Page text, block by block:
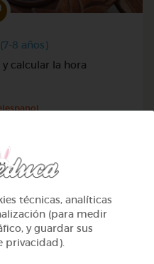
8 años)
calcular la hora
técnicas, analíticas
(para medir
y guardar sus
privacidad).